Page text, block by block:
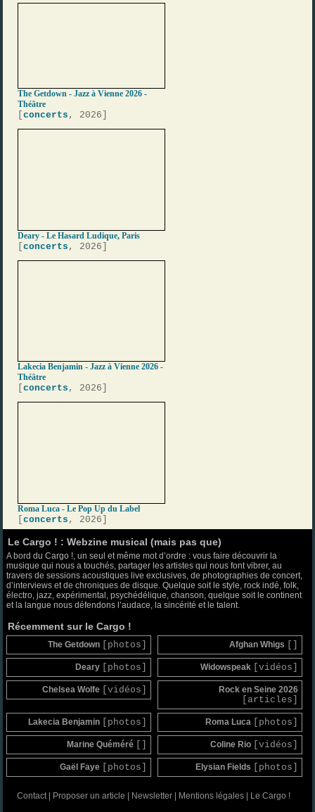
The Getdown - Jazz à Vienne 2026 -
Théâtre
[concerts , 2026]
Deary - Le Hasard Ludique, Paris
[concerts , 2026]
Lakecia Benjamin - Jazz à Vienne 2026 -
Théâtre
[concerts , 2026]
Roma Luca - Le Pop Up du Label
[concerts , 2026]
Le Cargo ! : Webzine musical (mais pas que)
A bord du Cargo !, un seul et même mot d’ordre : vous faire découvrir la
musique qui nous a touchés, partager les artistes qui nous font vibrer, au
travers de sessions acoustiques live exclusives, de photographies de concert,
d’interviews et de chroniques de disque. Quelque soit le style, rock indé, folk,
électro, jazz, expérimental, psychédélique, chanson, quelque soit le continent
et la langue nous défendons l’audace, la sincérité et le talent.
Récemment sur le Cargo !
The Getdown [photos] Afghan Whigs
Deary [photos] Widowspeak [vidéos]
Chelsea Wolfe [vidéos] Rock en Seine 2026
[articles]
Lakecia Benjamin [photos] Roma Luca [photos]
Marine Quéméré Coline Rio [vidéos]
Gaël Faye [photos] Elysian Fields [photos]
Contact| Proposer un article Newsletter| Mentions légales| Le Cargo !